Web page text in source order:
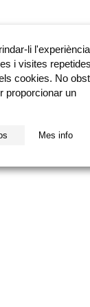
li l'experiència
i visites
cookies. No
proporcionar un
Mes info